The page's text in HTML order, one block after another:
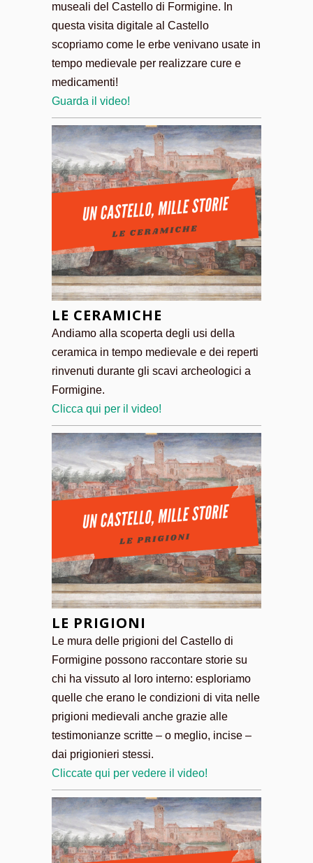
museali del Castello di Formigine. In
questa visita digitale al Castello
scopriamo come le erbe venivano usate in
tempo medievale per realizzare cure e
medicamenti!
Guarda il video!
LE CERAMICHE
Andiamo alla scoperta degli usi della
ceramica in tempo medievale e dei reperti
rinvenuti durante gli scavi archeologici a
Formigine.
Clicca qui per il video!
LE PRIGIONI
Le mura delle prigioni del Castello di
Formigine possono raccontare storie su
chi ha vissuto al loro interno: esploriamo
quelle che erano le condizioni di vita nelle
prigioni medievali anche grazie alle
testimonianze scritte – o meglio, incise –
dai prigionieri stessi.
Cliccate qui per vedere il video!